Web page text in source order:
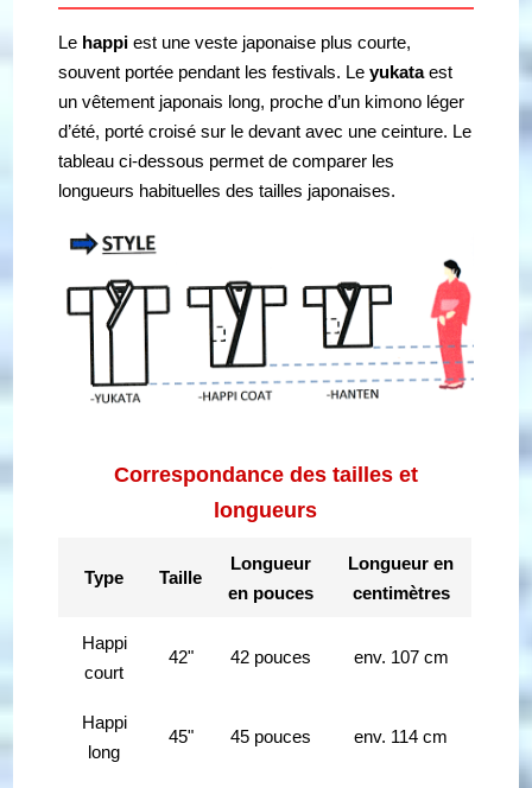
Le happi est une veste japonaise plus courte,
souvent portée pendant les festivals. Leyukataest
un vêtement japonais long, proche d’un kimono léger
d’été, porté croisé sur le devant avec une ceinture. Le
tableau ci-dessous permet de comparer les
longueurs habituelles des tailles japonaises.
Correspondance des tailles et
longueurs
Type Taille
Longueur
en pouces
Longueur en
centimètres
Happi
court
42" 42 pouces env. 107 cm
Happi
long
45" 45 pouces env. 114 cm